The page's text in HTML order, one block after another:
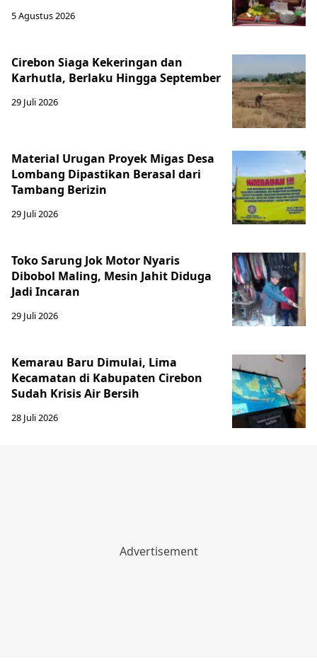
5 Agustus 2026
Cirebon Siaga Kekeringan dan
Karhutla, Berlaku Hingga September
29 Juli 2026
Material Urugan Proyek Migas Desa
Lombang Dipastikan Berasal dari
Tambang Berizin
29 Juli 2026
Toko Sarung Jok Motor Nyaris
Dibobol Maling, Mesin Jahit Diduga
Jadi Incaran
29 Juli 2026
Kemarau Baru Dimulai, Lima
Kecamatan di Kabupaten Cirebon
Sudah Krisis Air Bersih
28 Juli 2026